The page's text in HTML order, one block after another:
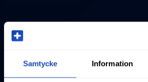
Samtycke Information